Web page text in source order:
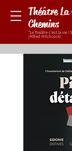
Théâtre La
Chemins
"Le théâtre c'est la vie !
(Alfred Hitchcock)